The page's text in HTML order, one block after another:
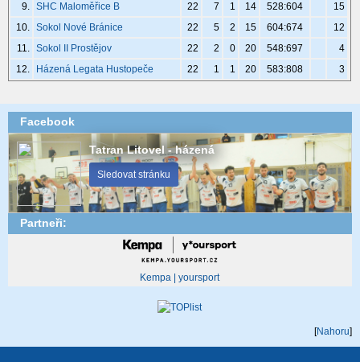
9.
SHC Maloměřice B 22 7 1 14 528:604
15
10.
Sokol Nové Bránice 22 5 2 15 604:674
12
11.
Sokol II Prostějov 22 2 0 20 548:697
4
12.
Házená Legata Hustopeče 22 1 1 20 583:808 3
Facebook
Tatran Litovel - házená
Sledovat stránku
Partneři:
Kempa | yoursport
[Nahoru]